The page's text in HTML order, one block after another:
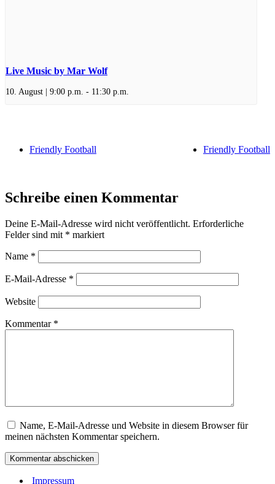
Live Music by Mar Wolf
10. August | 9:00 p.m. - 11:30 p.m.
Friendly Football Friendly Football
Schreibe einen Kommentar
Deine E-Mail-Adresse wird nicht veröffentlicht. Erforderliche
Felder sind mit * markiert
Name *
E-Mail-Adresse *
Website
Kommentar *
Name, E-Mail-Adresse und Website in diesem Browser für
meinen nächsten Kommentar speichern.
Impressum